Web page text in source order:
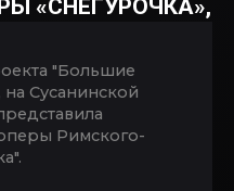
«СНЕГУРОЧКА»,
"Большие
на Сусанинской
Римского-